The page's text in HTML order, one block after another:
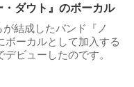
ダウト』のボーカル
結成したバンド『ノ
ボーカルとして加入する
ビューしたのです。